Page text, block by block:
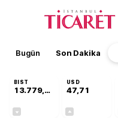
Bugün Son Dakika
BIST
13.779,39
USD
47,71